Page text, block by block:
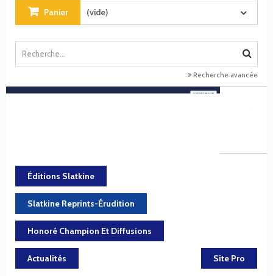
Panier (vide)
Recherche avancée
Éditions Slatkine
Slatkine Reprints-Érudition
Honoré Champion Et Diffusions
Actualités Site Pro